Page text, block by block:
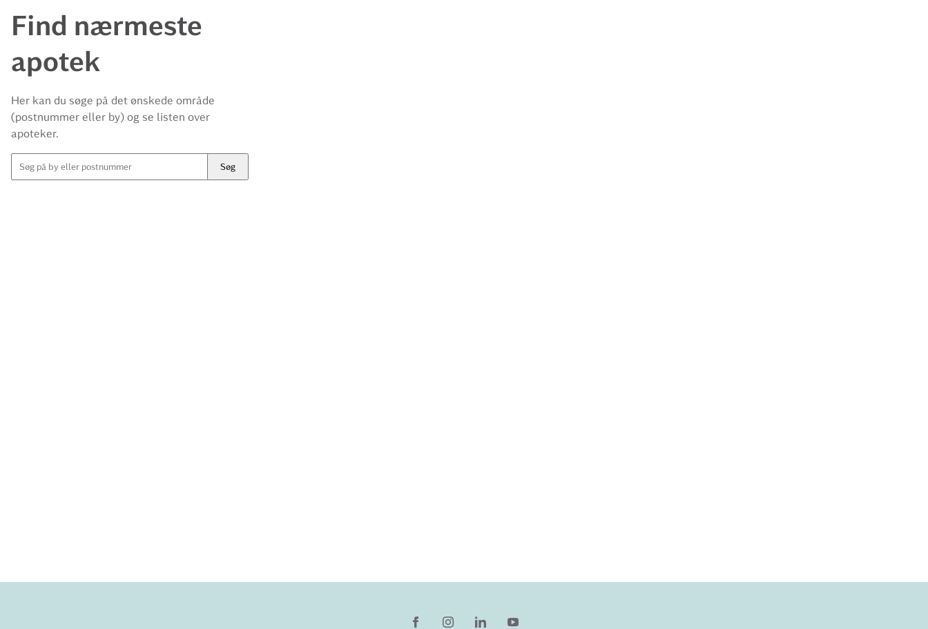
Find nærmeste
apotek
Her kan du søge på det ønskede område
(postnummer eller by) og se listen over
apoteker.
Søg